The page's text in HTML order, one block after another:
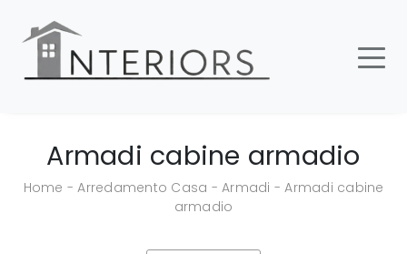
Armadi cabine armadio
Home -Arredamento Casa - Armadi -Armadi cabine
armadio